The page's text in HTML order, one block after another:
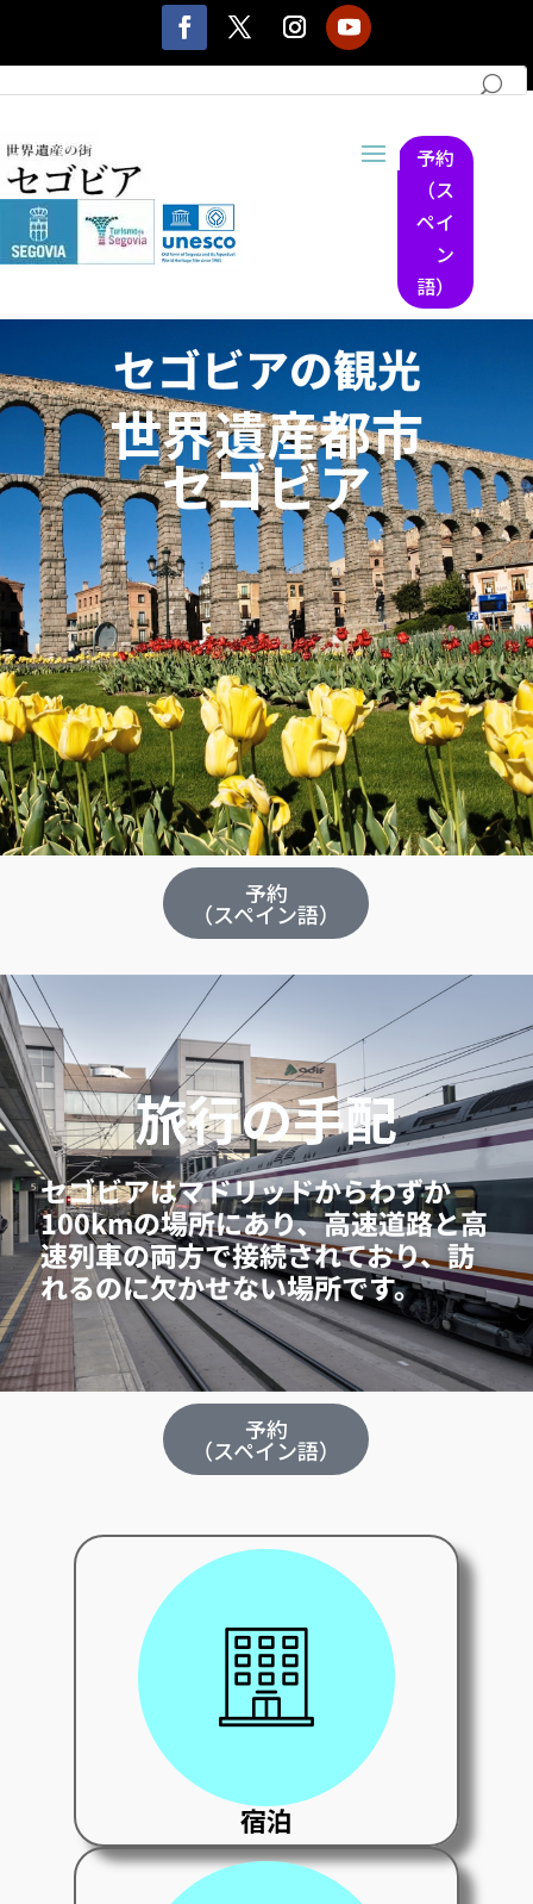
予約
（ス
ペイ
ン
語）
セゴビアの観光
世界遺産都市
セゴビア
予約
（スペイン語）
旅行の手配
セゴビアはマドリッドからわずか
100kmの場所にあり、高速道路と高
速列車の両方で接続されており、訪
れるのに欠かせない場所です。
予約
（スペイン語）
宿泊